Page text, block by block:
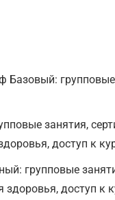
Базовый:
занятия,
доступ к
групповые
доступ к